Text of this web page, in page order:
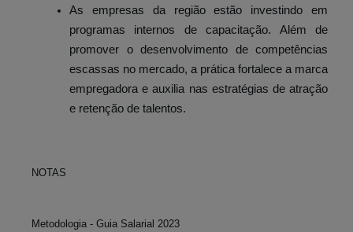
As empresas da região estão investindo em
programas internos de capacitação. Além de
promover o desenvolvimento de competências
escassas no mercado, a prática fortalece a marca
empregadora e auxilia nas estratégias de atração
e retenção de talentos.
NOTAS
Metodologia - Guia Salarial 2023